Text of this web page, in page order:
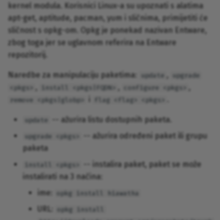
kernel modula. Korisnici Linux-a su upoznati s alatima
apt-get, aptitude, pacman, yum i sličnima, primijetiti će
sličnost s opkg-om. Opkg je ponekad nazivan Entware,
zbog toga jer se uglavnom referira na Entware
repozitorij.
Naredbe za manipulaciju paketima: update
upgrade
<pkgs>
install <pkgs|FQDN> configure <pkgs>
remove <pkgs|globp> flag <flag> <pkgs>
update -- ažurira listu dostupnih paketa.
upgrade <pkgs>
-- ažurira određeni paket ili grupu
paketa
install <pkgs>
-- instalira paket, paket se može
instalirati na 3 načina:
ime:
opkg install hiawatha
URL:
opkg install